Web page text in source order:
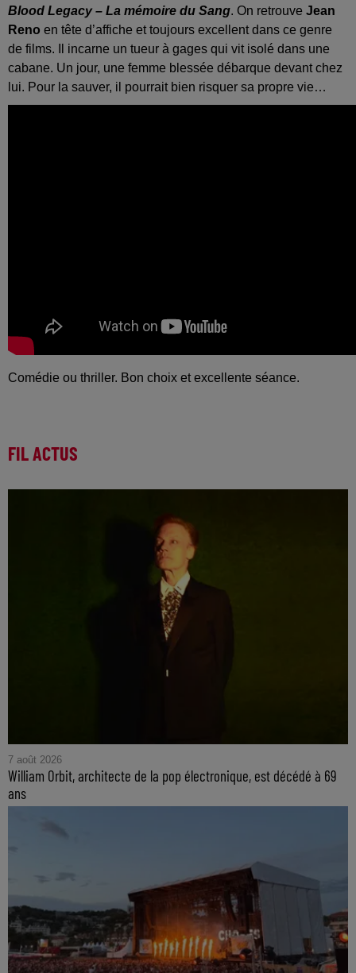
Blood Legacy – La mémoire du Sang. On retrouve Jean
Reno en tête d’affiche et toujours excellent dans ce genre
de films. Il incarne un tueur à gages qui vit isolé dans une
cabane. Un jour, une femme blessée débarque devant chez
lui. Pour la sauver, il pourrait bien risquer sa propre vie…
Comédie ou thriller. Bon choix et excellente séance.
FIL ACTUS
7 août 2026
William Orbit, architecte de la pop électronique, est décédé à 69
ans